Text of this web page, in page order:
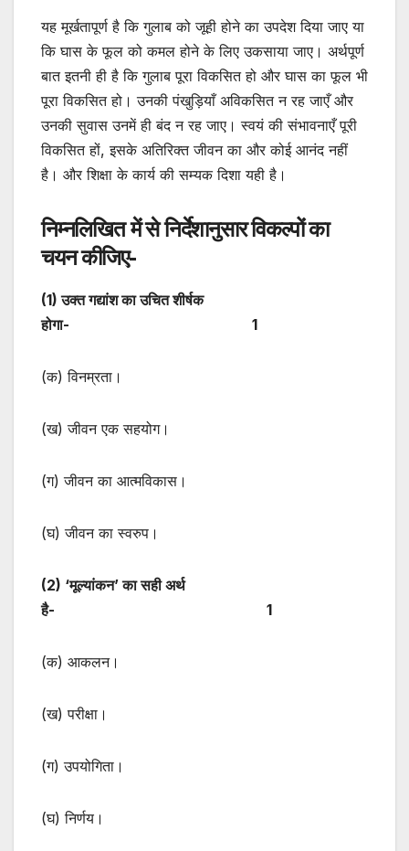
यह मूर्खतापूर्ण है कि गुलाब को जूही होने का उपदेश दिया जाए या
कि घास के फूल को कमल होने के लिए उकसाया जाए। अर्थपूर्ण
बात इतनी ही है कि गुलाब पूरा विकसित हो और घास का फूल भी
पूरा विकसित हो। उनकी पंखुड़ियाँ अविकसित न रह जाएँ और
उनकी सुवास उनमें ही बंद न रह जाए। स्वयं की संभावनाएँ पूरी
विकसित हों, इसके अतिरिक्त जीवन का और कोई आनंद नहीं
है। और शिक्षा के कार्य की सम्यक दिशा यही है।
निम्नलिखित में से निर्देशानुसार विकल्पों का
चयन कीजिए-
(1) उक्त गद्यांश का उचित शीर्षक
होगा- 1
(क) विनम्रता।
(ख) जीवन एक सहयोग।
(ग) जीवन का आत्मविकास।
(घ) जीवन का स्वरुप।
(2) ‘मूल्यांकन’ का सही अर्थ
है- 1
(क) आकलन।
(ख) परीक्षा।
(ग) उपयोगिता।
(घ) निर्णय।